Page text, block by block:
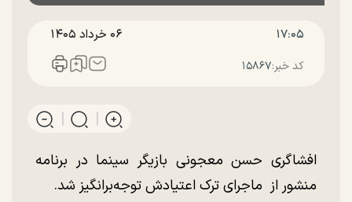
۱۷:۰۵ ۰۶ خرداد ۱۴۰۵
کد خبر:۱۵۸۶۷
افشاگری حسن معجونی بازیگر سینما در برنامه
منشور از ماجرای ترک اعتیادش توجه‌برانگیز شد.